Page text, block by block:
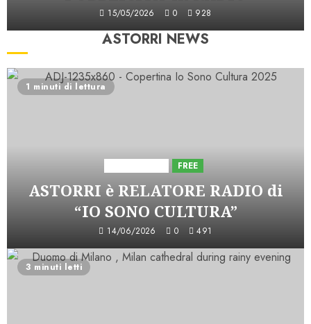
15/05/2026 0 928
ASTORRI NEWS
1 minuti di lettura
FREE
ASTORRI è RELATORE RADIO di
“IO SONO CULTURA”
14/06/2026 0 491
3 minuti letti